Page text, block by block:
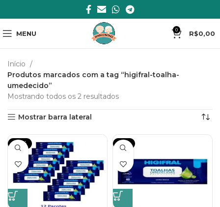
MENU 0 R$0,00
Início
Produtos marcados com a tag “higifral-toalha-
umedecido”
Mostrando todos os 2 resultados
Mostrar barra lateral
-20% -18%